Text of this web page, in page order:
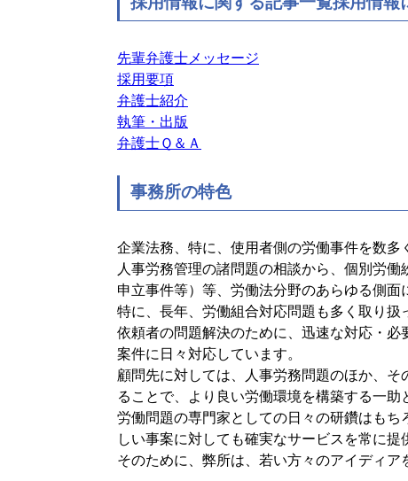
先輩弁護士メッセージ
採用要項
弁護士紹介
執筆・出版
弁護士Ｑ＆Ａ
事務所の特色
企業法務、特に、使用者側の労働事件を数
人事労務管理の諸問題の相談から、個別労
申立事件等）等、労働法分野のあらゆる側面
特に、長年、労働組合対応問題も多く取り扱
依頼者の問題解決のために、迅速な対応・
案件に日々対応しています。
顧問先に対しては、人事労務問題のほか、
ることで、より良い労働環境を構築する一助
労働問題の専門家としての日々の研鑽はも
しい事案に対しても確実なサービスを常に
そのために、弊所は、若い方々のアイディ